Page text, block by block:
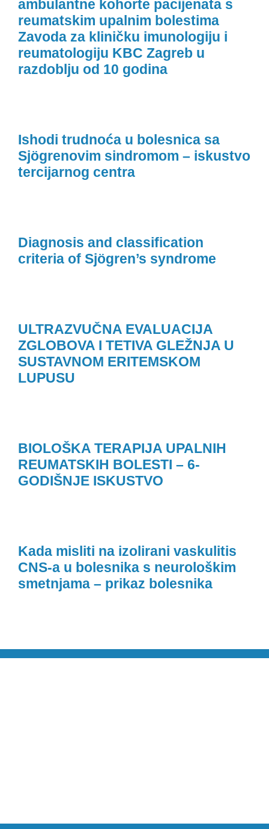
ambulantne kohorte pacijenata s
reumatskim upalnim bolestima
Zavoda za kliničku imunologiju i
reumatologiju KBC Zagreb u
razdoblju od 10 godina
Ishodi trudnoća u bolesnica sa
Sjögrenovim sindromom – iskustvo
tercijarnog centra
Diagnosis and classification
criteria of Sjögren’s syndrome
ULTRAZVUČNA EVALUACIJA
ZGLOBOVA I TETIVA GLEŽNJA U
SUSTAVNOM ERITEMSKOM
LUPUSU
BIOLOŠKA TERAPIJA UPALNIH
REUMATSKIH BOLESTI – 6-
GODIŠNJE ISKUSTVO
Kada misliti na izolirani vaskulitis
CNS-a u bolesnika s neurološkim
smetnjama – prikaz bolesnika